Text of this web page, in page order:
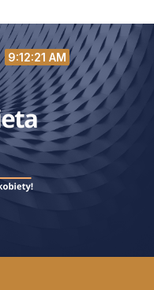
9:12:22 AM